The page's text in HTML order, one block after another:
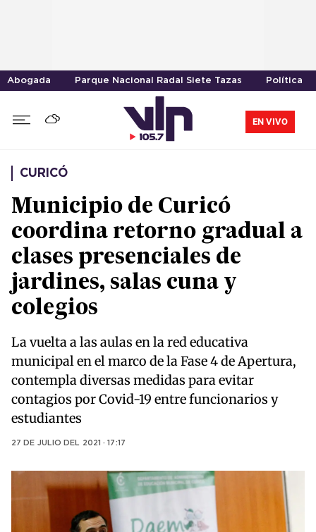
Abogada Parque Nacional Radal Siete Tazas Política
EN VIVO
CURICÓ
Municipio de Curicó
coordina retorno gradual a
clases presenciales de
jardines, salas cuna y
colegios
La vuelta a las aulas en la red educativa
municipal en el marco de la Fase 4 de Apertura,
contempla diversas medidas para evitar
contagios por Covid-19 entre funcionarios y
estudiantes
27 DE JULIO DEL 2021 · 17:17